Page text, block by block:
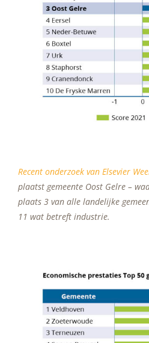
Recent onderzoek van Elsevier
plaatst gemeente Oost Gelre –
plaats 3 van alle landelijke
11 wat betreft industrie.